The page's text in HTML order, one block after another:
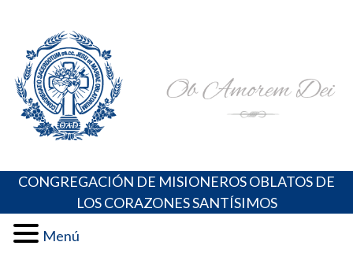
content
Portal de los Padres Oblatos. Advocaciones Marianas,
Oraciones, Música religiosa y más
CONGREGACIÓN DE MISIONEROS OBLATOS DE
LOS CORAZONES SANTÍSIMOS
Menú